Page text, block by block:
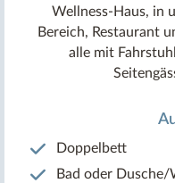
Wellness-Haus, in
Bereich, Restaurant
alle mit
Doppelbett
Bad oder Dusche/